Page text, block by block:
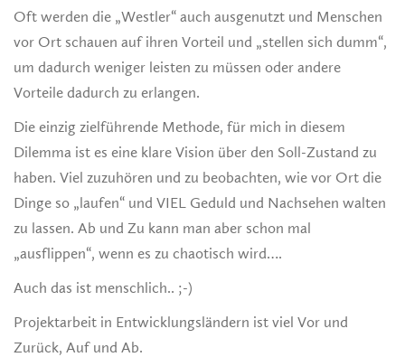
Oft werden die „Westler“ auch ausgenutzt und Menschen
vor Ort schauen auf ihren Vorteil und „stellen sich dumm“,
um dadurch weniger leisten zu müssen oder andere
Vorteile dadurch zu erlangen.
Die einzig zielführende Methode, für mich in diesem
Dilemma ist es eine klare Vision über den Soll-Zustand zu
haben. Viel zuzuhören und zu beobachten, wie vor Ort die
Dinge so „laufen“ und VIEL Geduld und Nachsehen walten
zu lassen. Ab und Zu kann man aber schon mal
„ausflippen“, wenn es zu chaotisch wird….
Auch das ist menschlich.. ;-)
Projektarbeit in Entwicklungsländern ist viel Vor und
Zurück, Auf und Ab.